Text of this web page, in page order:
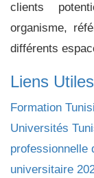
clients
organisme,
différents
Liens Utiles
Formation
Universités
professionnelle
universitaire